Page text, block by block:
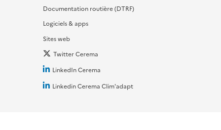
Documentation routière (DTRF)
Logiciels & apps
Sites web
Twitter Cerema
LinkedIn Cerema
Linkedin Cerema Clim'adapt